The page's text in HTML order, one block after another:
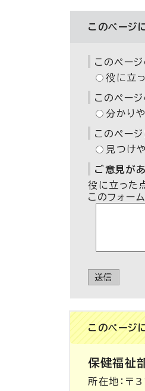
このページ
このペー
役に立
このペー
分かり
このペー
見つけ
ご意見が
役に立った
このフォー
送信
このページ
保健福祉
所在地：